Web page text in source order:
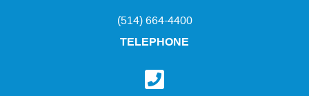
(514) 664-4400
TELEPHONE